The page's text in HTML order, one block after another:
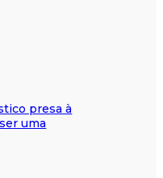
presa à
uma